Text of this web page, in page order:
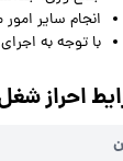
انجام سایر
با توجه به
احراز